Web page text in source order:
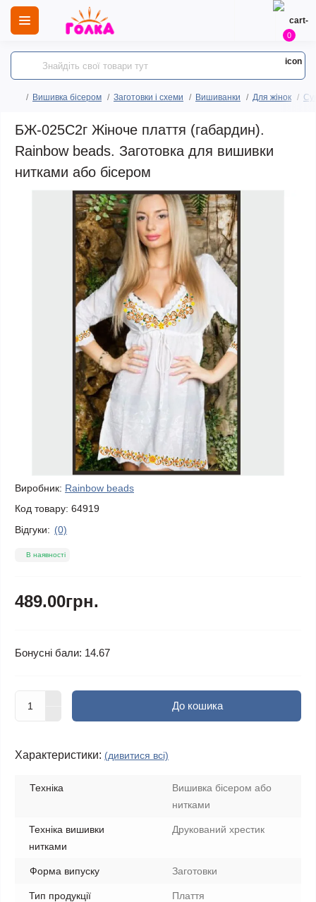
0
Вишивка бісером Заготовки і схеми Вишиванки Для жінок
БЖ-025С2г Жіноче плаття (габардин).
Rainbow beads. Заготовка для вишивки
нитками або бісером
Виробник: Rainbow beads
Код товару: 64919
Відгуки: (0)
В наявності
489.00грн.
Бонусні бали: 14.67
До кошика
Характеристики: (дивитися всі)
Техніка
Вишивка бісером або
нитками
Техніка вишивки
нитками
Друкований хрестик
Форма випуску Заготовки
Тип продукції Плаття